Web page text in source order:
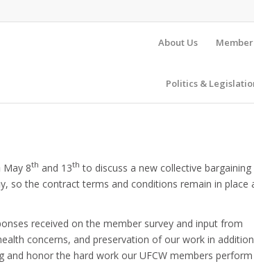
About Us
Politics &
May 8th and 13th to discuss a new collective bargaining
so the contract terms and conditions remain in place
received on the member survey and input from
concerns, and preservation of our work in addition
honor the hard work our UFCW members perform